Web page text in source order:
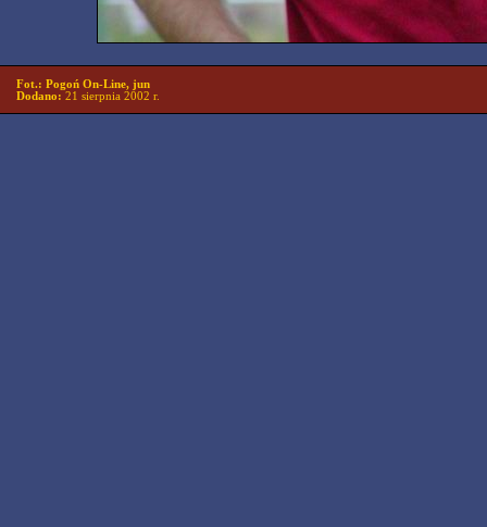
Fot.: Pogoń On-Line, jun
Dodano: 21 sierpnia 2002 r.